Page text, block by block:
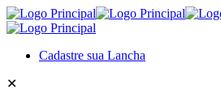
Cadastre sua Lancha
✕